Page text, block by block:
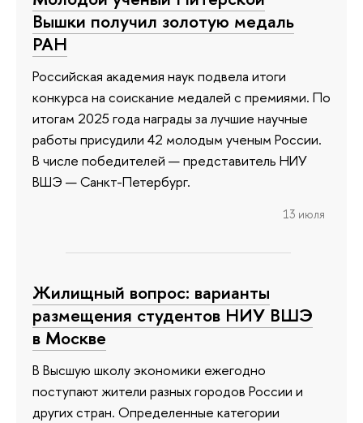
Вышки получил золотую медаль
РАН
Российская академия наук подвела итоги
конкурса на соискание медалей с премиями. По
итогам 2025 года награды за лучшие научные
работы присудили 42 молодым ученым России.
В числе победителей — представитель НИУ
ВШЭ — Санкт-Петербург.
13 июля
Жилищный вопрос: варианты
размещения студентов НИУ ВШЭ
в Москве
В Высшую школу экономики ежегодно
поступают жители разных городов России и
других стран. Определенные категории